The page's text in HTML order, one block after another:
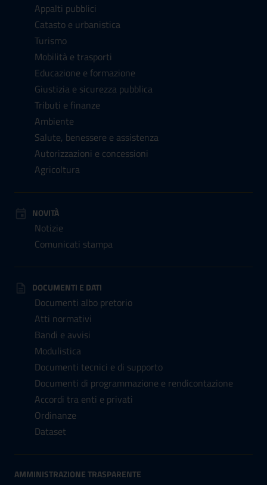
Appalti pubblici
Catasto e urbanistica
Turismo
Mobilità e trasporti
Educazione e formazione
Giustizia e sicurezza pubblica
Tributi e finanze
Ambiente
Salute, benessere e assistenza
Autorizzazioni e concessioni
Agricoltura
NOVITÀ
Notizie
Comunicati stampa
DOCUMENTI E DATI
Documenti albo pretorio
Atti normativi
Bandi e avvisi
Modulistica
Documenti tecnici e di supporto
Documenti di programmazione e rendicontazione
Accordi tra enti e privati
Ordinanze
Dataset
AMMINISTRAZIONE TRASPARENTE